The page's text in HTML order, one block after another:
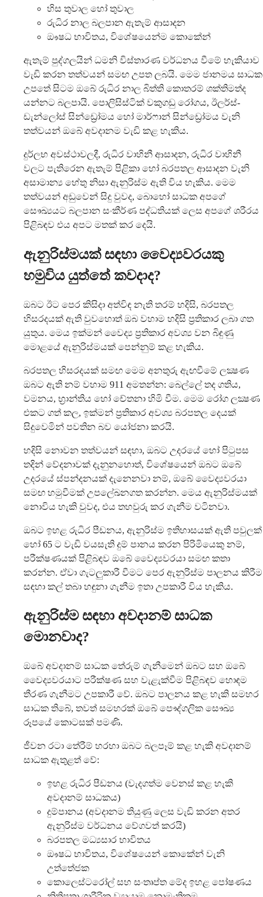
හිස තුවාල හෝ තුවාල
රුධිර නාල බලපාන ඇතැම් ආසාදන
ඖෂධ භාවිතය, විශේෂයෙන්ම කොකේන්
ඇතැම් පුද්ගලයින් ධමනි විස්තාරණ වර්ධනය වීමේ හැකියාව
වැඩි කරන තත්වයන් සමඟ උපත ලබයි. මෙම ජානමය සාධක
උපතේ සිටම ඔබේ රුධිර නාල බිත්ති කොතරම් ශක්තිමත්ද
යන්නට බලපායි. පොලිසිස්ටික් වකුගඩු රෝගය, ඊලර්ස්-
ඩැන්ලෝස් සින්ඩ්‍රෝමය හෝ මාර්ෆාන් සින්ඩ්‍රෝමය වැනි
තත්වයන් ඔබේ අවදානම වැඩි කළ හැකිය.
දුර්ලභ අවස්ථාවලදී, රුධිර වාහිනී ආසාදන, රුධිර වාහිනී
වලට පැතිරෙන ඇතැම් පිළිකා හෝ බරපතල ආසාදන වැනි
අසාමාන්‍ය හේතු නිසා ඇනුරිස්ම ඇති විය හැකිය. මෙම
තත්වයන් අඩුවෙන් සිදු වුවද, බොහෝ සාධක අපගේ
සෞඛ්‍යයට බලපාන සංකීර්ණ පද්ධතියක් ලෙස අපගේ ශරීරය
පිළිබඳව එය අපට මතක් කර දෙයි.
ඇනුරිස්මයක් සඳහා වෛද්‍යවරයකු
හමුවිය යුත්තේ කවදාද?
ඔබට ඊට පෙර කිසිදා අත්විඳ නැති තරම් හදිසි, බරපතල
හිසරදයක් ඇති වුවහොත් ඔබ වහාම හදිසි ප්‍රතිකාර ලබා ගත
යුතුය. මෙය ඉක්මන් වෛද්‍ය ප්‍රතිකාර අවශ්‍ය වන බිඳුණු
මොළයේ ඇනුරිස්මයක් පෙන්නුම් කළ හැකිය.
බරපතල හිසරදයක් සමඟ මෙම අනතුරු ඇඟවීමේ ලක්‍ෂණ
ඔබට ඇති නම් වහාම 911 අමතන්න: බෙල්ලේ තද ගතිය,
වමනය, භ්‍රාන්තිය හෝ චේතනා හිමි වීම. මෙම රෝග ලක්‍ෂණ
එකට ගත් කල, ඉක්මන් ප්‍රතිකාර අවශ්‍ය බරපතල දෙයක්
සිදුවෙමින් පවතින බව යෝජනා කරයි.
හදිසි නොවන තත්වයන් සඳහා, ඔබට උදරයේ හෝ පිටුපස
තදින් වේදනාවක් දැනුනහොත්, විශේෂයෙන් ඔබට ඔබේ
උදරයේ ස්පන්දනයක් දැනෙනවා නම්, ඔබේ වෛද්‍යවරයා
සමඟ හමුවීමක් උපලේඛනගත කරන්න. මෙය ඇනුරිස්මයක්
නොවිය හැකි වුවද, එය තහවුරු කර ගැනීම වටිනවා.
ඔබට ඉහළ රුධිර පීඩනය, ඇනුරිස්ම ඉතිහාසයක් ඇති පවුලක්
හෝ 65 ට වැඩි වයසැති දුම් පානය කරන පිරිමියෙකු නම්,
පරීක්ෂණයක් පිළිබඳව ඔබේ වෛද්‍යවරයා සමඟ කතා
කරන්න. ඒවා ගැටලුකාරී වීමට පෙර ඇනුරිස්ම පාලනය කිරීම
සඳහා කල් තබා හඳුනා ගැනීම ඉතා උපකාරී විය හැකිය.
ඇනුරිස්ම සඳහා අවදානම් සාධක
මොනවාද?
ඔබේ අවදානම් සාධක තේරුම් ගැනීමෙන් ඔබට සහ ඔබේ
වෛද්‍යවරයාට පරීක්ෂණ සහ වැළැක්වීම පිළිබඳව හොඳම
තීරණ ගැනීමට උපකාරී වේ. ඔබට පාලනය කළ හැකි සමහර
සාධක තිබේ, තවත් සමහරක් ඔබේ පෞද්ගලික සෞඛ්‍ය
රූපයේ කොටසක් පමණි.
ජීවන රටා තේරීම් හරහා ඔබට බලපෑම් කළ හැකි අවදානම්
සාධක ඇතුළත් වේ:
ඉහළ රුධිර පීඩනය (වැදගත්ම වෙනස් කළ හැකි
අවදානම් සාධකය)
දුම්පානය (අවදානම තියුණු ලෙස වැඩි කරන අතර
ඇනුරිස්ම වර්ධනය වේගවත් කරයි)
බරපතල මධ්‍යසාර භාවිතය
ඖෂධ භාවිතය, විශේෂයෙන් කොකේන් වැනි
උත්තේජක
කොලෙස්ටරෝල් සහ සංතෘප්ත මේද ඉහළ පෝෂණය